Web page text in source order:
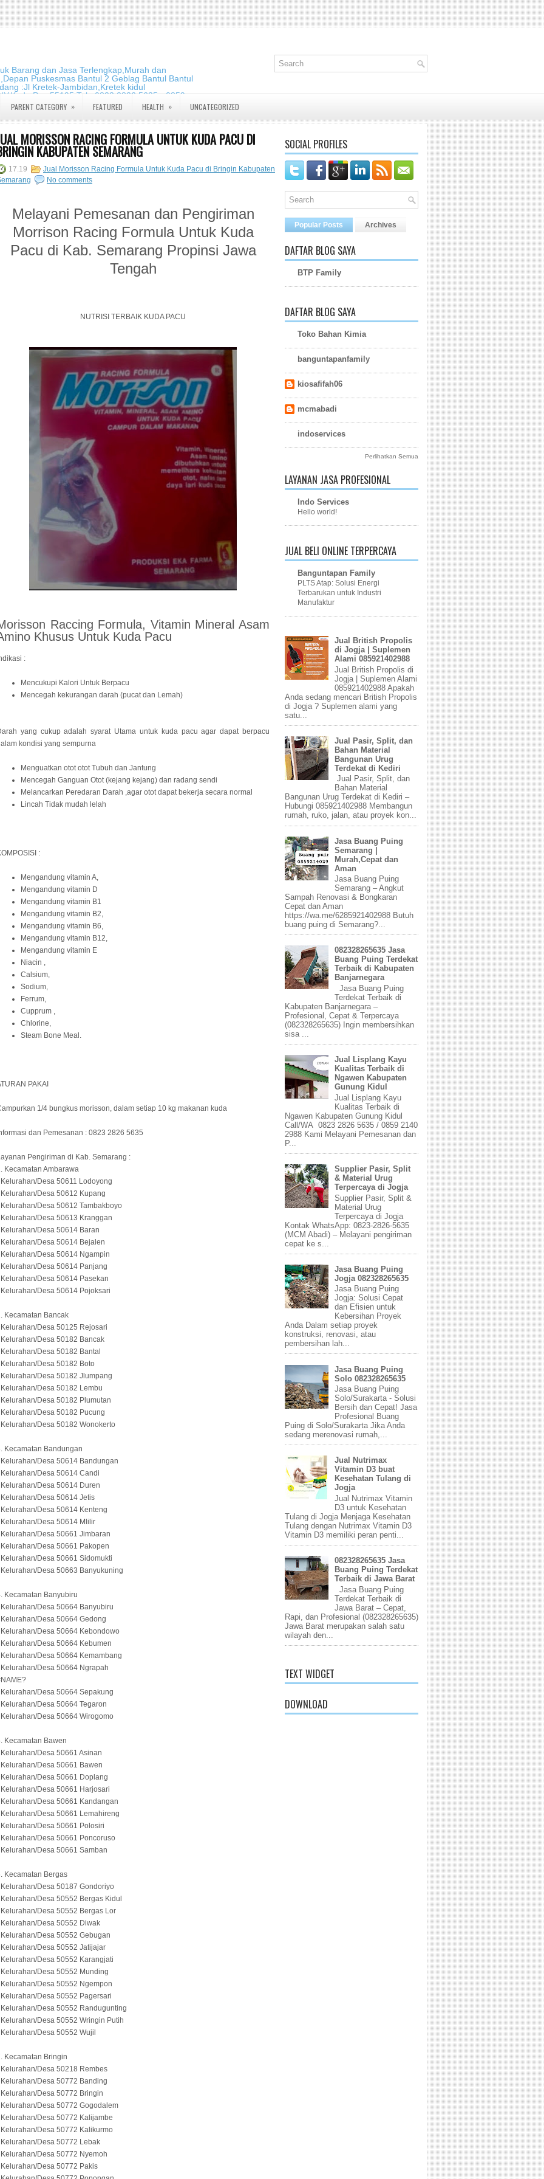
Barang dan Jasa Terlengkap,Murah dan
Puskesmas Bantul 2 Geblag Bantul Bantul
:Jl Kretek-Jambidan,Kretek kidul
Pos:55195 Telp:0823 2826 5635 - 0859
PARENT CATEGORY » FEATURED HEALTH » UNCATEGORIZED
MORISSON RACING FORMULA UNTUK KUDA PACU DI
KABUPATEN SEMARANG
17.19
Jual Morisson Racing Formula Untuk Kuda Pacu di Bringin Kabupaten
No comments
Melayani Pemesanan dan Pengiriman
Morrison Racing Formula Untuk Kuda
Pacu di Kab. Semarang Propinsi Jawa
Tengah
NUTRISI TERBAIK KUDA PACU
Raccing Formula, Vitamin Mineral Asam
Khusus Untuk Kuda Pacu
:
Mencukupi Kalori Untuk Berpacu
Mencegah kekurangan darah (pucat dan Lemah)
yang cukup adalah syarat Utama untuk kuda pacu agar dapat berpacu
kondisi yang sempurna
Menguatkan otot otot Tubuh dan Jantung
Mencegah Ganguan Otot (kejang kejang) dan radang sendi
Melancarkan Peredaran Darah ,agar otot dapat bekerja secara normal
Lincah Tidak mudah lelah
:
Mengandung vitamin A,
Mengandung vitamin D
Mengandung vitamin B1
Mengandung vitamin B2,
Mengandung vitamin B6,
Mengandung vitamin B12,
Mengandung vitamin E
Niacin ,
Calsium,
Sodium,
Ferrum,
Cupprum ,
Chlorine,
Steam Bone Meal.
PAKAI
1/4 bungkus morisson, dalam setiap 10 kg makanan kuda
dan Pemesanan : 0823 2826 5635
Pengiriman di Kab. Semarang :
Kecamatan Ambarawa
Desa 50611 Lodoyong
Desa 50612 Kupang
Desa 50612 Tambakboyo
Desa 50613 Kranggan
Desa 50614 Baran
Desa 50614 Bejalen
Desa 50614 Ngampin
Desa 50614 Panjang
Desa 50614 Pasekan
Desa 50614 Pojoksari
Kecamatan Bancak
Desa 50125 Rejosari
Desa 50182 Bancak
Desa 50182 Bantal
Desa 50182 Boto
Desa 50182 Jlumpang
Desa 50182 Lembu
Desa 50182 Plumutan
Desa 50182 Pucung
Desa 50182 Wonokerto
Kecamatan Bandungan
Desa 50614 Bandungan
Desa 50614 Candi
Desa 50614 Duren
Desa 50614 Jetis
Desa 50614 Kenteng
Desa 50614 Mlilir
Desa 50661 Jimbaran
Desa 50661 Pakopen
Desa 50661 Sidomukti
Desa 50663 Banyukuning
Kecamatan Banyubiru
Desa 50664 Banyubiru
Desa 50664 Gedong
Desa 50664 Kebondowo
Desa 50664 Kebumen
Desa 50664 Kemambang
Desa 50664 Ngrapah
Desa 50664 Sepakung
Desa 50664 Tegaron
Desa 50664 Wirogomo
Kecamatan Bawen
Desa 50661 Asinan
Desa 50661 Bawen
Desa 50661 Doplang
Desa 50661 Harjosari
Desa 50661 Kandangan
Desa 50661 Lemahireng
Desa 50661 Polosiri
Desa 50661 Poncoruso
Desa 50661 Samban
Kecamatan Bergas
Desa 50187 Gondoriyo
Desa 50552 Bergas Kidul
Desa 50552 Bergas Lor
Desa 50552 Diwak
Desa 50552 Gebugan
Desa 50552 Jatijajar
Desa 50552 Karangjati
Desa 50552 Munding
Desa 50552 Ngempon
Desa 50552 Pagersari
Desa 50552 Randugunting
Desa 50552 Wringin Putih
Desa 50552 Wujil
Kecamatan Bringin
Desa 50218 Rembes
Desa 50772 Banding
Desa 50772 Bringin
Desa 50772 Gogodalem
Desa 50772 Kalijambe
Desa 50772 Kalikurmo
Desa 50772 Lebak
Desa 50772 Nyemoh
Desa 50772 Pakis
SOCIAL PROFILES
Popular Posts Archives
DAFTAR BLOG SAYA
BTP Family
DAFTAR BLOG SAYA
Toko Bahan Kimia
banguntapanfamily
kiosafifah06
mcmabadi
indoservices
Perlihatkan Semua
LAYANAN JASA PROFESIONAL
Indo Services
Hello world!
JUAL BELI ONLINE TERPERCAYA
Banguntapan Family
PLTS Atap: Solusi Energi
Terbarukan untuk Industri
Manufaktur
Jual British Propolis
di Jogja | Suplemen
Alami 085921402988
Jual British Propolis di
Jogja | Suplemen Alami
085921402988 Apakah
Anda sedang mencari British Propolis
di Jogja ? Suplemen alami yang
satu...
Jual Pasir, Split, dan
Bahan Material
Bangunan Urug
Terdekat di Kediri
Jual Pasir, Split, dan
Bahan Material
Bangunan Urug Terdekat di Kediri –
Hubungi 085921402988 Membangun
rumah, ruko, jalan, atau proyek kon...
Jasa Buang Puing
Semarang |
Murah,Cepat dan
Aman
Jasa Buang Puing
Semarang – Angkut
Sampah Renovasi & Bongkaran
Cepat dan Aman
https://wa.me/6285921402988 Butuh
buang puing di Semarang?...
082328265635 Jasa
Buang Puing Terdekat
Terbaik di Kabupaten
Banjarnegara
Jasa Buang Puing
Terdekat Terbaik di
Kabupaten Banjarnegara –
Profesional, Cepat & Terpercaya
(082328265635) Ingin membersihkan
sisa ...
Jual Lisplang Kayu
Kualitas Terbaik di
Ngawen Kabupaten
Gunung Kidul
Jual Lisplang Kayu
Kualitas Terbaik di
Ngawen Kabupaten Gunung Kidul
Call/WA 0823 2826 5635 / 0859 2140
2988 Kami Melayani Pemesanan dan
P...
Supplier Pasir, Split
& Material Urug
Terpercaya di Jogja
Supplier Pasir, Split &
Material Urug
Terpercaya di Jogja
Kontak WhatsApp: 0823-2826-5635
(MCM Abadi) – Melayani pengiriman
cepat ke s...
Jasa Buang Puing
Jogja 082328265635
Jasa Buang Puing
Jogja: Solusi Cepat
dan Efisien untuk
Kebersihan Proyek
Anda Dalam setiap proyek
konstruksi, renovasi, atau
pembersihan lah...
Jasa Buang Puing
Solo 082328265635
Jasa Buang Puing
Solo/Surakarta - Solusi
Bersih dan Cepat! Jasa
Profesional Buang
Puing di Solo/Surakarta Jika Anda
sedang merenovasi rumah,...
Jual Nutrimax
Vitamin D3 buat
Kesehatan Tulang di
Jogja
Jual Nutrimax Vitamin
D3 untuk Kesehatan
Tulang di Jogja Menjaga Kesehatan
Tulang dengan Nutrimax Vitamin D3
Vitamin D3 memiliki peran penti...
082328265635 Jasa
Buang Puing Terdekat
Terbaik di Jawa Barat
Jasa Buang Puing
Terdekat Terbaik di
Jawa Barat – Cepat,
Rapi, dan Profesional (082328265635)
Jawa Barat merupakan salah satu
wilayah den...
TEXT WIDGET
DOWNLOAD